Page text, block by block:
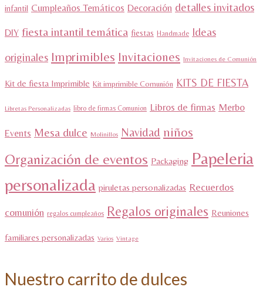
infantil Cumpleaños Temáticos Decoración detalles invitados
DIY fiesta intantil temática fiestas Handmade Ideas
originales Imprimibles Invitaciones Invitaciones de Comunión
Kit de fiesta Imprimible Kit imprimible Comunión KITS DE FIESTA
Libretas Personalizadas libro de firmas Comunion Libros de firmas Merbo
Events Mesa dulce Molinillos Navidad niños
Organización de eventos Packaging Papeleria
personalizada piruletas personalizadas Recuerdos
comunión regalos cumpleaños Regalos originales Reuniones
familiares personalizadas Varios Vintage
Nuestro carrito de dulces